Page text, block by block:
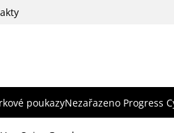
poukazyNezařazeno Progress